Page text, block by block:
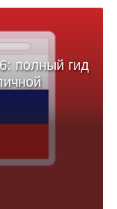
полный гид